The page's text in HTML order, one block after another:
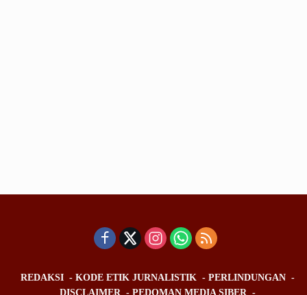
REDAKSI KODE ETIK JURNALISTIK
PERLINDUNGAN
DISCLAIMER
PEDOMAN MEDIA SIBER